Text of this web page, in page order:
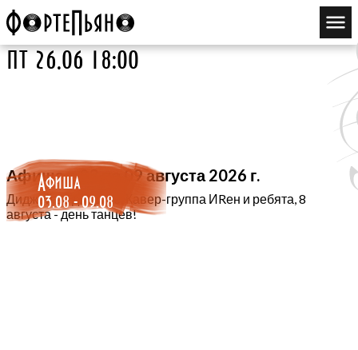
пт 26.06 18:00
Афиша
03.08 - 09.08
Афиша с 03 по 09 августа 2026 г.
Диджей во дворике, Кавер-группа ИRен и ребята, 8
августа - день танцев!